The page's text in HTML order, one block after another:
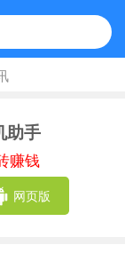
助手
赚钱
网页版